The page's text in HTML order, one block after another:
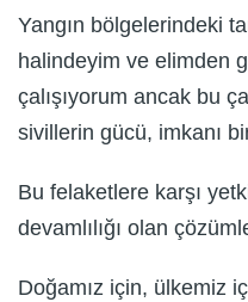
Yangın bölgelerindeki
halindeyim ve elimden
çalışıyorum ancak bu
sivillerin gücü, imkanı
Bu felaketlere karşı
devamlılığı olan
Doğamız için, ülkemiz